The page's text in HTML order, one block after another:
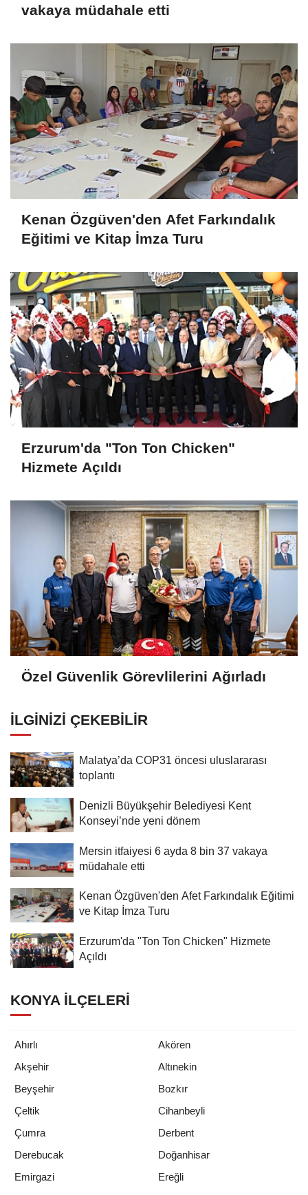
vakaya müdahale etti
Kenan Özgüven'den Afet Farkındalık
Eğitimi ve Kitap İmza Turu
Erzurum'da "Ton Ton Chicken"
Hizmete Açıldı
Özel Güvenlik Görevlilerini Ağırladı
İLGINIZI ÇEKEBILIR
Malatya’da COP31 öncesi uluslararası
toplantı
Denizli Büyükşehir Belediyesi Kent
Konseyi’nde yeni dönem
Mersin itfaiyesi 6 ayda 8 bin 37 vakaya
müdahale etti
Kenan Özgüven'den Afet Farkındalık Eğitimi
ve Kitap İmza Turu
Erzurum'da "Ton Ton Chicken" Hizmete
Açıldı
KONYA İLÇELERI
Ahırlı
Akören
Akşehir
Altınekin
Beyşehir
Bozkır
Çeltik
Cihanbeyli
Çumra
Derbent
Derebucak
Doğanhisar
Emirgazi
Ereğli